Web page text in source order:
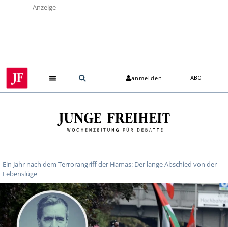
Anzeige
anmelden ABO
Ein Jahr nach dem Terrorangriff der Hamas: Der lange Abschied von der
Lebenslüge